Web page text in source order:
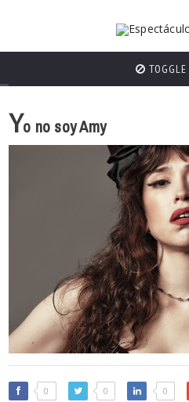
TOGGLE
Yo no soy Amy
0 0 0